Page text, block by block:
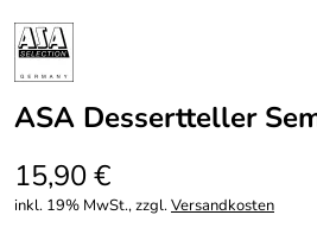
ASA Dessertteller
15,90 €
inkl. 19% MwSt., zzgl.Versandkosten